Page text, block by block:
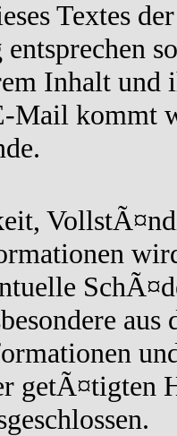
Textes
Inhalt
Mail kommt
getÃ¤tigten